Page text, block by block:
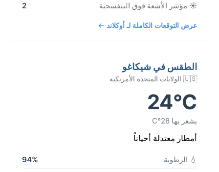
☀️ مؤشر الأشعة فوق البنفسجية 2
عرض التوقعات الكاملة لـ أوكلاند ←
الطقس في شيكاغو
🇺🇸 الولايات المتحدة الأمريكية
24°C
يشعر بها 28°C
أمطار معتدلة أحياناً
💧 الرطوبة
94%